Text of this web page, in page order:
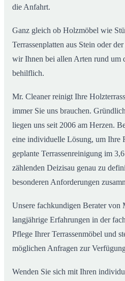
die Anfahrt.
Ganz gleich ob Holzmöbel wie
Terrassenplatten aus Stein oder
wir Ihnen bei allen Arten rund um
behilflich.
Mr. Cleaner reinigt Ihre
immer Sie uns brauchen.
liegen uns seit 2006 am Herzen.
eine individuelle Lösung, um Ihre
geplante Terrassenreinigung im
zählenden Deizisau genau zu
besonderen Anforderungen
Unsere fachkundigen Berater von
langjährige Erfahrungen in der
Pflege Ihrer Terrassenmöbel und
möglichen Anfragen zur
Wenden Sie sich mit Ihren